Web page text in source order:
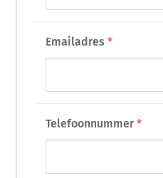
Emailadres *
Telefoonnummer *